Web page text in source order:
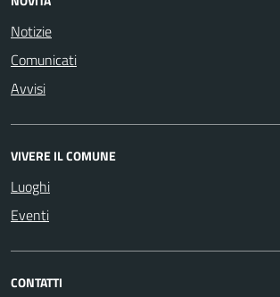
Notizie
Comunicati
Avvisi
VIVERE IL COMUNE
Luoghi
Eventi
CONTATTI